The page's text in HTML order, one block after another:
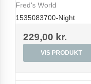
Fred's World
1535083700-Night
229,00 kr.
VIS PRODUKT